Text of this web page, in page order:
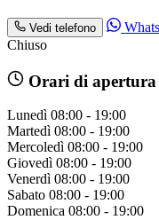
Vedi telefono
Chiuso
Orari di apertura
Lunedì 08:00 - 19:00
Martedì 08:00 - 19:00
Mercoledì 08:00 - 19:00
Giovedì 08:00 - 19:00
Venerdì 08:00 - 19:00
Sabato 08:00 - 19:00
Domenica 08:00 - 19:00